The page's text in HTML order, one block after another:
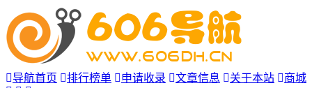
导航首页 排行榜单 申请收录 文章信息 关于本站 商城